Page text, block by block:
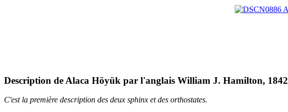
Description de Alaca Höyük par l'anglais William J. Hamilton, 1842
C'est la première description des deux sphinx et des orthostates.